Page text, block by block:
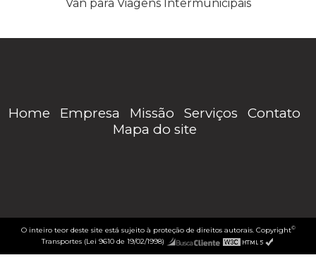
Van para Viagens Intermunicipais
Home Empresa Missão Serviços
Contato
Mapa do site
O inteiro teor deste site está sujeito à proteção de direitos autorais. Copyright©
Transportes (Lei 9610 de 19/02/1998)